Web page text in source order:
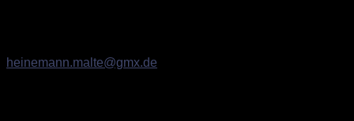
heinemann.malte@gmx.de